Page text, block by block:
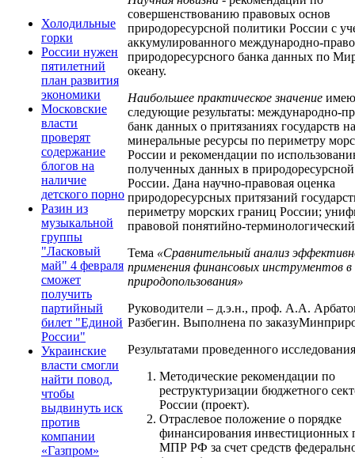
Холодильные
горки
России нужен
пятилетний
план развития
экономики
Московские
власти
проверят
содержание
блогов на
наличие
детского порно
Разин из
музыкальной
группы
"Ласковый
май" 4 февраля
сможет
получить
партийный
билет "Единой
России"
Украинские
власти смогли
найти повод,
чтобы
выдвинуть иск
против
компании
«Газпром»
совершенствованию правовых основ
природоресурсной политики России с
аккумулированного международно-
природоресурсного банка данных по
океану.
Наибольшее практическое значение
следующие результаты: международно-
банк данных о притязаниях государств на
минеральные ресурсы по периметру
России и рекомендации по
полученных данных в
России. Дана научно-правовая оценка
природоресурсных притязаний
периметру морских границ России;
правовой понятийно-
Тема «Сравнительный анализ
применения финансовых инструментов в
природопользования»
Руководители – д.э.н., проф. А.А.
Разбегин. Выполнена по
Результатами проведенного
Методические рекомендации по
реструктуризации бюджетного
России (проект).
Отраслевое положение о порядке
финансирования инвестиционных
МПР РФ за счет средств